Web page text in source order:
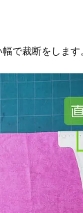
で裁断をします